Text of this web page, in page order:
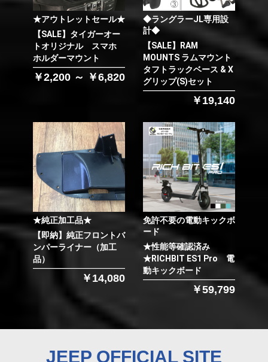
★アウトレットセール★
【SALE】タイガーオー
トオリジナル スマホ
ホルダーマウント
￥2,200 ～ ￥6,820
◆ラングラーJL専用設
計◆
【SALE】RAM
MOUNTS ラムマウント
タフトラックベース & X
グリップ(S)セット
￥19,140
★純正加工品★
【即納】純正フロントバ
ンパーライナー（加工
品）
￥14,080
免許不要の電動キックボ
ード
★性能等確認済み
★RICHBIT ES1 Pro 電
動キックボード
￥59,799
JEEP OFFICIAL SITE